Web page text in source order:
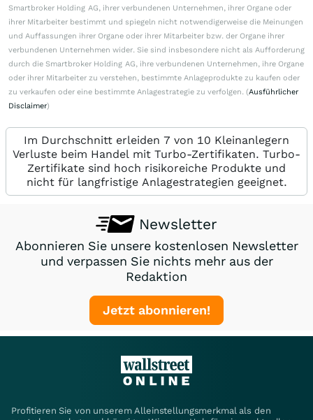
Smartbroker Holding AG, ihrer verbundenen Unternehmen, ihrer Organe oder
ihrer Mitarbeiter bestimmt und spiegeln nicht notwendigerweise die Meinungen
und Auffassungen ihrer Organe oder ihrer Mitarbeiter bzw. der Organe ihrer
verbundenen Unternehmen wider. Sie sind insbesondere nicht als Aufforderung
durch die Smartbroker Holding AG, ihre verbundenen Unternehmen, ihre Organe
oder ihrer Mitarbeiter zu verstehen, bestimmte Anlageprodukte zu kaufen oder
zu verkaufen oder eine bestimmte Anlagestrategie zu verfolgen. (Ausführlicher
Disclaimer)
Im Durchschnitt erleiden 7 von 10 Kleinanlegern
Verluste beim Handel mit Turbo-Zertifikaten. Turbo-
Zertifikate sind hoch risikoreiche Produkte und
nicht für langfristige Anlagestrategien geeignet.
Newsletter
Abonnieren Sie unsere kostenlosen Newsletter
und verpassen Sie nichts mehr aus der
Redaktion
Jetzt abonnieren!
Profitieren Sie von unserem Alleinstellungsmerkmal als den